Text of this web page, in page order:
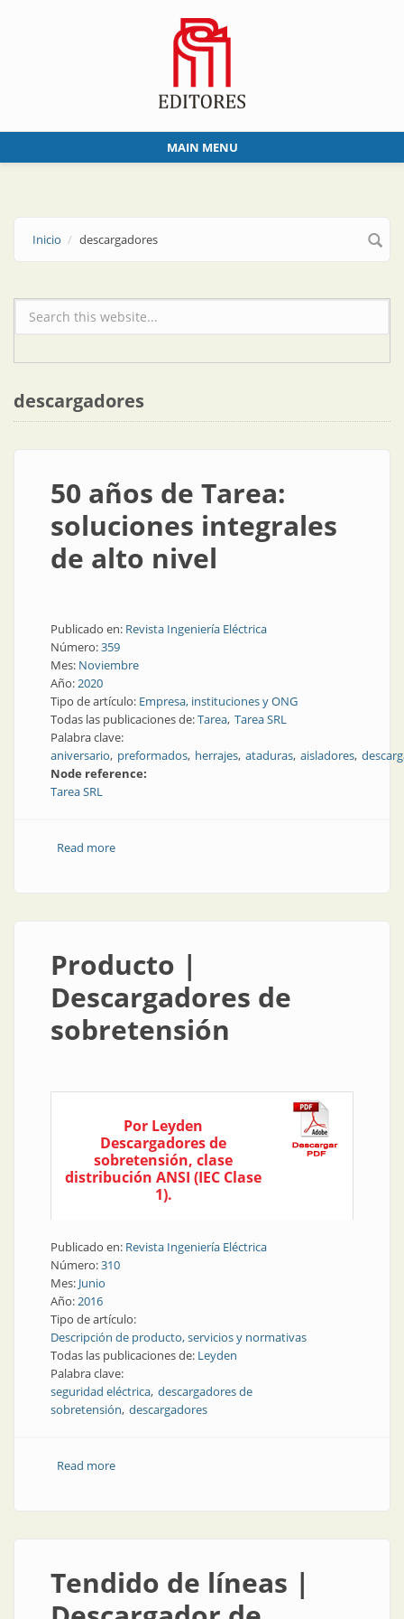
MAIN MENU
Inicio descargadores
Formulario de búsqueda
descargadores
50 años de Tarea:
soluciones integrales
de alto nivel
Publicado en: Revista Ingeniería Eléctrica
Número:359
Mes: Noviembre
Año:2020
Tipo de artículo: Empresa, instituciones y ONG
Todas las publicaciones de:Tarea Tarea SRL
Palabra clave:
aniversario preformados herrajes ataduras aisladores
Node reference:
Tarea SRL
Read moreabout 50 años de Tarea: soluciones integrales de alto
Producto |
Descargadores de
sobretensión
Por Leyden
Descargadores de
sobretensión, clase
distribución ANSI (IEC Clase
1).
Publicado en: Revista Ingeniería Eléctrica
Número:310
Mes: Junio
Año:2016
Tipo de artículo:
Descripción de producto, servicios y normativas
Todas las publicaciones de: Leyden
Palabra clave:
seguridad eléctrica descargadores de
sobretensión descargadores
Read moreabout Producto | Descargadores de sobretensión
Tendido de líneas |